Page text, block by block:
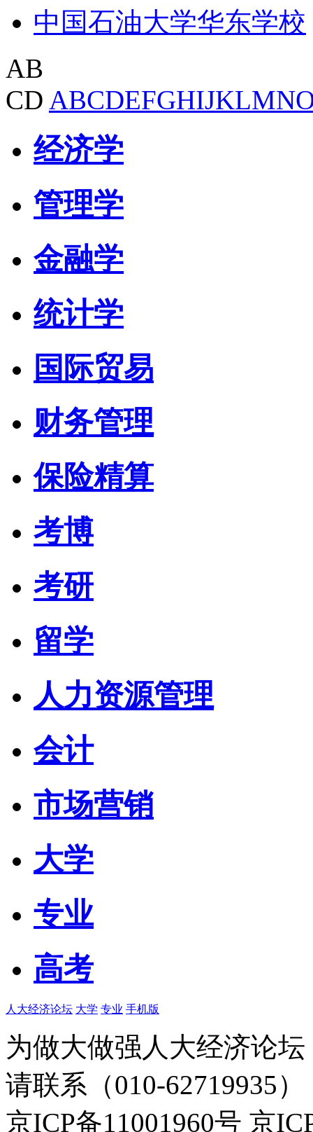
中国石油大学华东学校
AB
CD ABCDEFGHIJKLMN
经济学
管理学
金融学
统计学
国际贸易
财务管理
保险精算
考博
考研
留学
人力资源管理
会计
市场营销
大学
专业
高考
人大经济论坛 大学 专业 手机版
为做大做强人大经济论
请联系（010-62719935）
京ICP备11001960号 京